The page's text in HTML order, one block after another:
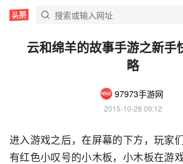
云和绵羊的故事手游之新手
略
97973手游网
2015-10-28 09:12
进入游戏之后，在屏幕的下方，玩家
有红色小叹号的小木板，小木板在游